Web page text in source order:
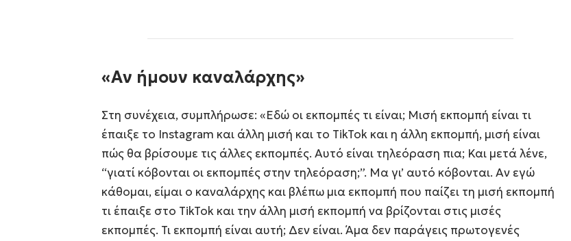
«Αν ήμουν καναλάρχης»
Στη συνέχεια, συμπλήρωσε: «Εδώ οι εκπομπές τι είναι; Μισή εκπομπή είναι τι
έπαιξε το Instagram και άλλη μισή και το TikTok και η άλλη εκπομπή, μισή είναι
πώς θα βρίσουμε τις άλλες εκπομπές. Αυτό είναι τηλεόραση πια; Και μετά λένε,
“γιατί κόβονται οι εκπομπές στην τηλεόραση;”. Μα γι’ αυτό κόβονται. Αν εγώ
κάθομαι, είμαι ο καναλάρχης και βλέπω μια εκπομπή που παίζει τη μισή εκπομπή
τι έπαιξε στο TikTok και την άλλη μισή εκπομπή να βρίζονται στις μισές
εκπομπές. Τι εκπομπή είναι αυτή; Δεν είναι. Άμα δεν παράγεις πρωτογενές